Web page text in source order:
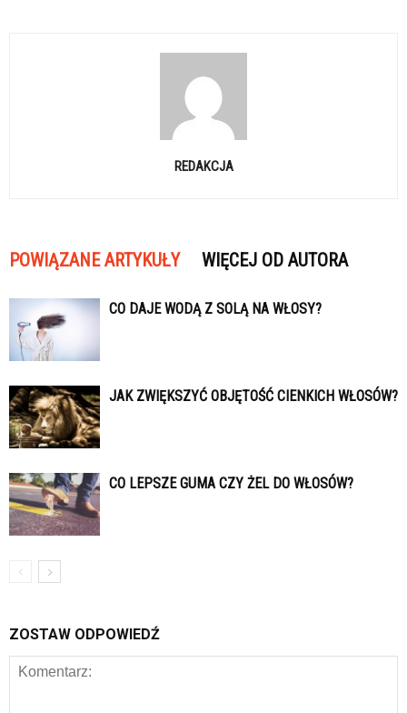
REDAKCJA
POWIĄZANE ARTYKUŁY WIĘCEJ OD AUTORA
CO DAJE WODĄ Z SOLĄ NA WŁOSY?
JAK ZWIĘKSZYĆ OBJĘTOŚĆ CIENKICH WŁOSÓW?
CO LEPSZE GUMA CZY ŻEL DO WŁOSÓW?
ZOSTAW ODPOWIEDŹ